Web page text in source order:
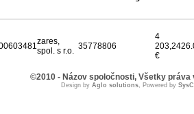
zares,
spol. s r.o. 35778806
4
203,24
€
©2010 - Názov spoločnosti, Všetky práva
Design by Aglo solutions, Powered by